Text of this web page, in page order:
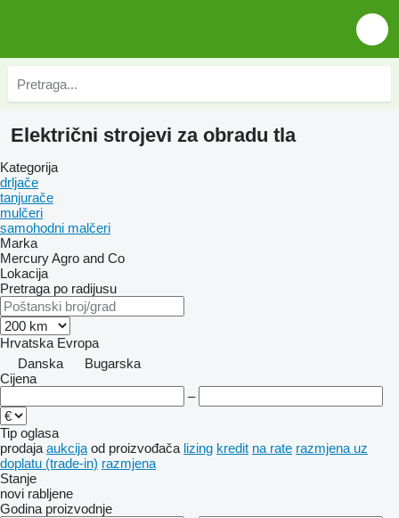
Električni strojevi za obradu tla
Kategorija
drljače
tanjurače
mulčeri
samohodni malčeri
Marka
Mercury Agro and Co
Lokacija
Pretraga po radijusu
Hrvatska Evropa
Danska
Bugarska
Cijena
–
Tip oglasa
prodaja aukcija od proizvođača lizing kredit na rate razmjena uz
doplatu (trade-in) razmjena
Stanje
novi rabljene
Godina proizvodnje